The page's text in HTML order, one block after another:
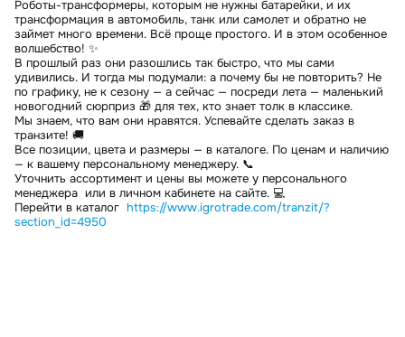
Роботы-трансформеры, которым не нужны батарейки, и их
трансформация в автомобиль, танк или самолет и обратно не
займет много времени. Всё проще простого. И в этом особенное
волшебство! ✨
В прошлый раз они разошлись так быстро, что мы сами
удивились. И тогда мы подумали: а почему бы не повторить? Не
по графику, не к сезону — а сейчас — посреди лета — маленький
новогодний сюрприз 🎁 для тех, кто знает толк в классике.
Мы знаем, что вам они нравятся. Успевайте сделать заказ в
транзите! 🚚
Все позиции, цвета и размеры — в каталоге. По ценам и наличию
— к вашему персональному менеджеру. 📞
Уточнить ассортимент и цены вы можете у персонального
менеджера или в личном кабинете на сайте. 💻
Перейти в каталог https://www.igrotrade.com/tranzit/?
section_id=4950